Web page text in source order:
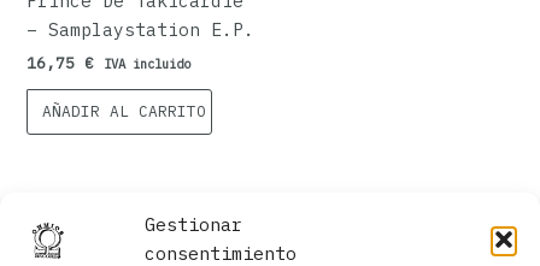
Gestionar
consentimiento
– Samplaystation E.P.
16,75 € IVA incluido
AÑADIR AL CARRITO